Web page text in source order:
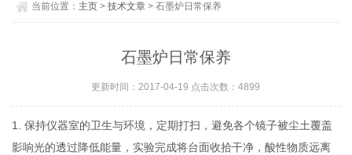
当前位置： 主页 >技术文章 > 石墨炉日常保养
石墨炉日常保养
更新时间：2017-04-19 点击次数：4899
1.保持仪器室的卫生与环境，定期打扫，避免各个镜子被尘土覆盖
影响光的透过降低能量， 实验完成将台面收拾干净，酸性物质远离